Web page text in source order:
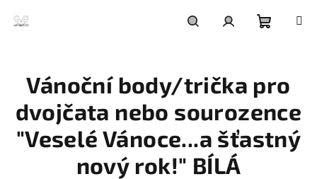
košík
Vánoční body/trička pro
dvojčata nebo sourozence
"Veselé Vánoce...a šťastný
nový rok!" BÍLÁ